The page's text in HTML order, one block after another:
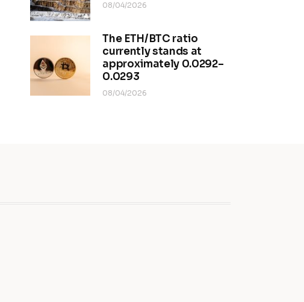
08/04/2026
The ETH/BTC ratio
currently stands at
approximately 0.0292–
0.0293
08/04/2026